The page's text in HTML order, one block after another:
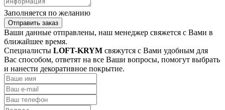
Заполняется по желанию
Отправить заказ
Ваши данные отправлены, наш менеджер свяжется с Вами в
ближайшее время.
Специалисты LOFT-KRYM свяжутся с Вами удобным для
Вас способом, ответят на все Ваши вопросы, помогут выбрать
и нанести декоративное покрытие.